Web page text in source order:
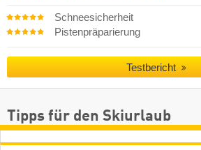
Schneesicherheit
Pistenpräparierung
Testbericht
Tipps für den Skiurlaub